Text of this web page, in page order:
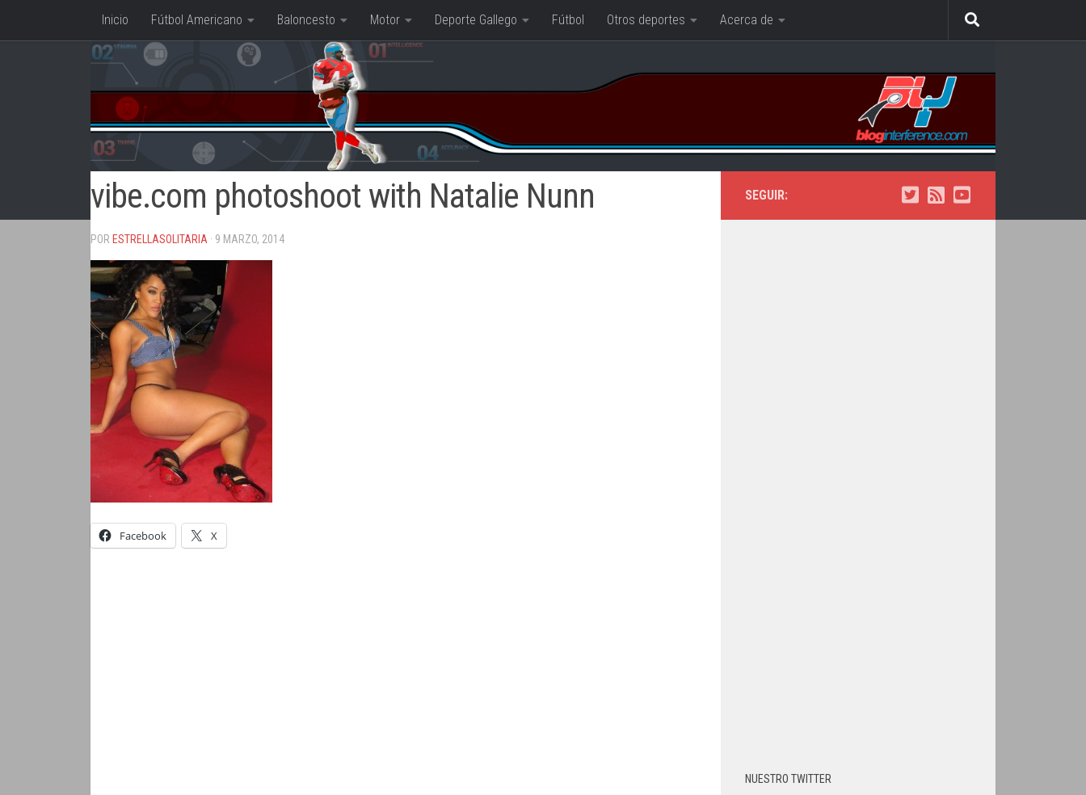
Saltar al contenido
Inicio Fútbol Americano Baloncesto Motor Deporte Gallego Fútbol Otros deportes Acerca de
vibe.com photoshoot with Natalie Nunn
POR ESTRELLASOLITARIA · 9 MARZO, 2014
Facebook X
SEGUIR:
NUESTRO TWITTER